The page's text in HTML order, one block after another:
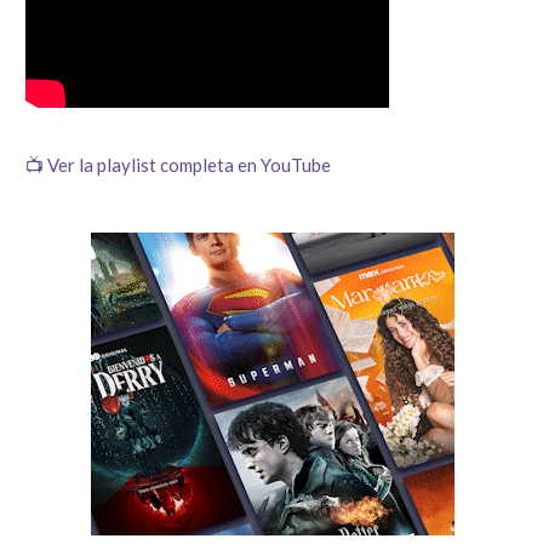
📺 Ver la playlist completa en YouTube